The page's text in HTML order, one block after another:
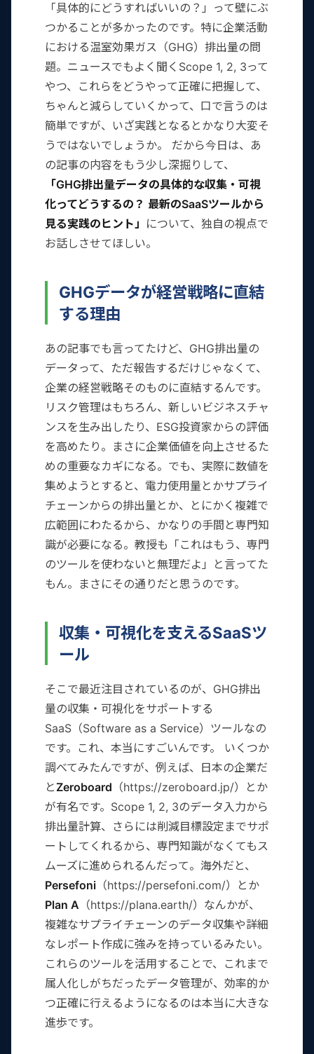
「具体的にどうすればいいの？」って壁にぶ
つかることが多かったのです。特に企業活動
における温室効果ガス（GHG）排出量の問
題。ニュースでもよく聞くScope 1, 2, 3って
やつ、これらをどうやって正確に把握して、
ちゃんと減らしていくかって、口で言うのは
簡単ですが、いざ実践となるとかなり大変そ
うではないでしょうか。 だから今日は、あ
の記事の内容をもう少し深掘りして、
「GHG排出量データの具体的な収集・可視
化ってどうするの？ 最新のSaaSツールから
見る実践のヒント」 について、独自の視点で
お話しさせてほしい。
GHGデータが経営戦略に直結
する理由
あの記事でも言ってたけど、GHG排出量の
データって、ただ報告するだけじゃなくて、
企業の経営戦略そのものに直結するんです。
リスク管理はもちろん、新しいビジネスチャ
ンスを生み出したり、ESG投資家からの評価
を高めたり。まさに企業価値を向上させるた
めの重要なカギになる。でも、実際に数値を
集めようとすると、電力使用量とかサプライ
チェーンからの排出量とか、とにかく複雑で
広範囲にわたるから、かなりの手間と専門知
識が必要になる。教授も「これはもう、専門
のツールを使わないと無理だよ」と言ってた
もん。まさにその通りだと思うのです。
収集・可視化を支えるSaaSツ
ール
そこで最近注目されているのが、GHG排出
量の収集・可視化をサポートする
SaaS（Software as a Service）ツールなの
です。これ、本当にすごいんです。 いくつか
調べてみたんですが、例えば、日本の企業だ
とZeroboard （https://zeroboard.jp/）とか
が有名です。Scope 1, 2, 3のデータ入力から
排出量計算、さらには削減目標設定までサポ
ートしてくれるから、専門知識がなくてもス
ムーズに進められるんだって。海外だと、
Persefoni （https://persefoni.com/）とか
Plan A （https://plana.earth/）なんかが、
複雑なサプライチェーンのデータ収集や詳細
なレポート作成に強みを持っているみたい。
これらのツールを活用することで、これまで
属人化しがちだったデータ管理が、効率的か
つ正確に行えるようになるのは本当に大きな
進歩です。